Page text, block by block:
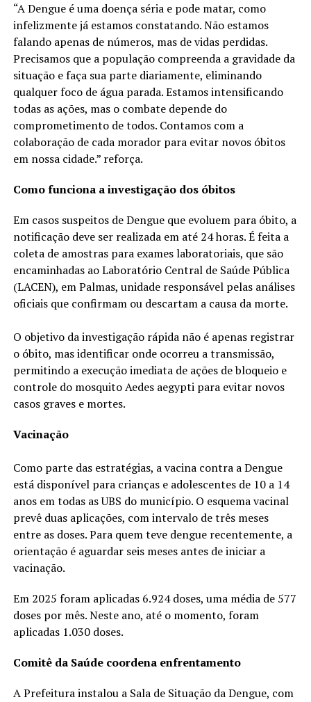
“A Dengue é uma doença séria e pode matar, como
infelizmente já estamos constatando. Não estamos
falando apenas de números, mas de vidas perdidas.
Precisamos que a população compreenda a gravidade da
situação e faça sua parte diariamente, eliminando
qualquer foco de água parada. Estamos intensificando
todas as ações, mas o combate depende do
comprometimento de todos. Contamos com a
colaboração de cada morador para evitar novos óbitos
em nossa cidade.” reforça.
Como funciona a investigação dos óbitos
Em casos suspeitos de Dengue que evoluem para óbito, a
notificação deve ser realizada em até 24 horas. É feita a
coleta de amostras para exames laboratoriais, que são
encaminhadas ao Laboratório Central de Saúde Pública
(LACEN), em Palmas, unidade responsável pelas análises
oficiais que confirmam ou descartam a causa da morte.
O objetivo da investigação rápida não é apenas registrar
o óbito, mas identificar onde ocorreu a transmissão,
permitindo a execução imediata de ações de bloqueio e
controle do mosquito Aedes aegypti para evitar novos
casos graves e mortes.
Vacinação
Como parte das estratégias, a vacina contra a Dengue
está disponível para crianças e adolescentes de 10 a 14
anos em todas as UBS do município. O esquema vacinal
prevê duas aplicações, com intervalo de três meses
entre as doses. Para quem teve dengue recentemente, a
orientação é aguardar seis meses antes de iniciar a
vacinação.
Em 2025 foram aplicadas 6.924 doses, uma média de 577
doses por mês. Neste ano, até o momento, foram
aplicadas 1.030 doses.
Comitê da Saúde coordena enfrentamento
A Prefeitura instalou a Sala de Situação da Dengue, com